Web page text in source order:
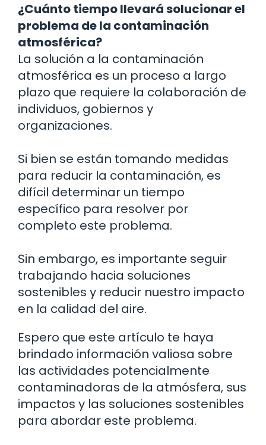
¿Cuánto tiempo llevará solucionar el
problema de la contaminación
atmosférica?
La solución a la contaminación
atmosférica es un proceso a largo
plazo que requiere la colaboración de
individuos, gobiernos y
organizaciones.
Si bien se están tomando medidas
para reducir la contaminación, es
difícil determinar un tiempo
específico para resolver por
completo este problema.
Sin embargo, es importante seguir
trabajando hacia soluciones
sostenibles y reducir nuestro impacto
en la calidad del aire.
Espero que este artículo te haya
brindado información valiosa sobre
las actividades potencialmente
contaminadoras de la atmósfera, sus
impactos y las soluciones sostenibles
para abordar este problema.